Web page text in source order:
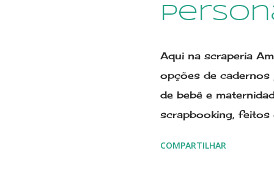
são montadas
Aqui na scraperia
opções de
de bebê e
scrapbooking, feitos
COMPARTILHAR